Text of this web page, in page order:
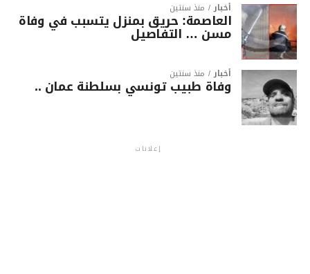
أخبار منذ سنتين
العاصمة: حريق بمنزل يتسبب في وفاة
مسن … التفاصيل
أخبار منذ سنتين
وفاة طبيب تونسي بسلطنة عمان ..
إعلانات